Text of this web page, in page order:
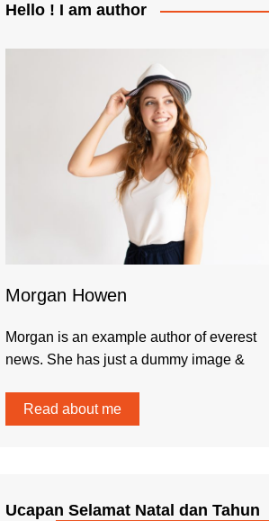
Hello ! I am author
Morgan Howen
Morgan is an example author of everest
news. She has just a dummy image &
Read about me
Ucapan Selamat Natal dan Tahun